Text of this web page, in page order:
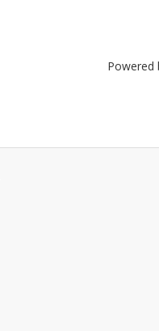
Powered